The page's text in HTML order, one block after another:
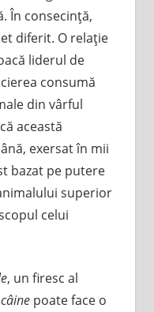
În consecinţă,
diferit. O relaţie
liderul de
consumă
din vârful
această
exersat în mii
bazat pe putere
superior
celui
, un firesc al
câinepoate face o